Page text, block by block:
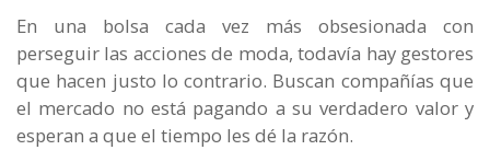
En una bolsa cada vez más obsesionada con
perseguir las acciones de moda, todavía hay gestores
que hacen justo lo contrario. Buscan compañías que
el mercado no está pagando a su verdadero valor y
esperan a que el tiempo les dé la razón.